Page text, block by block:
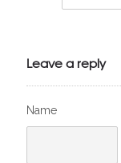
Leave a reply
Name